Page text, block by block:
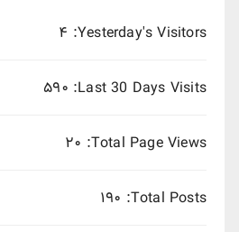
Yesterday's Visitors: ۴
Last 30 Days Visits: ۵۹۰
Total Page Views: ۲۰
Total Posts: ۱۹۰